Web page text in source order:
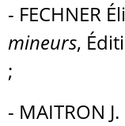
- FECHNER
mineurs,
;
- MAITRON